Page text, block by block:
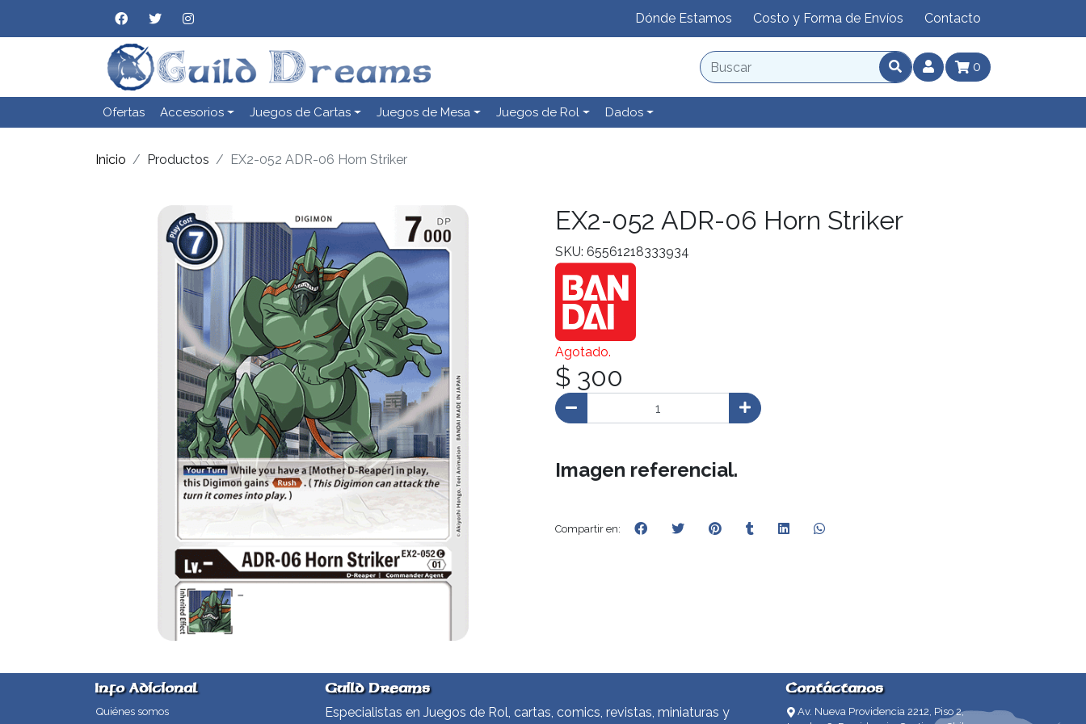
Dónde Estamos Costo y Forma de Envíos Contacto
0
Ofertas Accesorios Juegos de Cartas Juegos de Mesa Juegos de Rol Dados
Inicio Productos EX2-052 ADR-06 Horn Striker
EX2-052 ADR-06 Horn Striker
SKU: 65561218333934
Agotado.
$ 300
Imagen referencial.
Compartir en:
Info Adicional
Quiénes somos
Guild Dreams
Especialistas en Juegos de Rol, cartas, comics, revistas, miniaturas y
Contáctanos
Av. Nueva Providencia 2212, Piso 2,